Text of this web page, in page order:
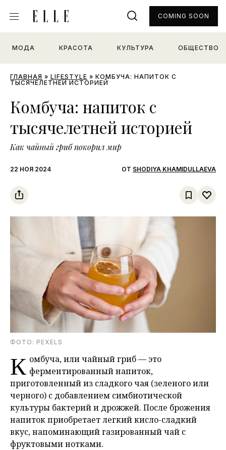
МОДА КРАСОТА КУЛЬТУРА ОБЩЕСТВО
COMING SOON
ГЛАВНАЯ » LIFESTYLE » КОМБУЧА: НАПИТОК С
ТЫСЯЧЕЛЕТНЕЙ ИСТОРИЕЙ
Комбуча: напиток с
тысячелетней историей
Как чайный гриб покорил мир
22 НОЯ 2024 ОТ SHODIYA KHAMIDULLAEVA
ФОТО: PEXELS
К омбуча, или чайный гриб — это
ферментированный напиток,
приготовленный из сладкого чая (зеленого или
черного) с добавлением симбиотической
культуры бактерий и дрожжей. После брожения
напиток приобретает легкий кисло-сладкий
вкус, напоминающий газированный чай с
фруктовыми нотками.